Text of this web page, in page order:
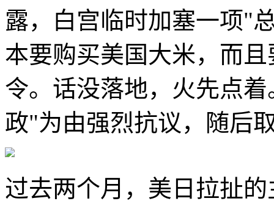
露，白宫临时加塞一项"
本要购买美国大米，而
令。话没落地，火先点
政"为由强烈抗议，随后
过去两个月，美日拉扯